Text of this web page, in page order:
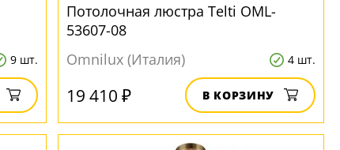
9 шт.
Потолочная люстра Telti OML-
53607-08
Omnilux (Италия)
4 шт.
19 410 ₽ В КОРЗИНУ